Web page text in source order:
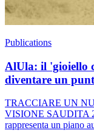
Publications
AlUla: il 'gioiello
diventare un
TRACCIARE UN
VISIONE SAUDITA
rappresenta un piano